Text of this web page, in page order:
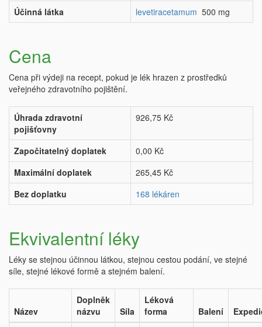
Účinná látka
levetiracetamum 500 mg
Cena
Cena při výdeji na recept, pokud je lék hrazen z prostředků
veřejného zdravotního pojištění.
Úhrada zdravotní
pojišťovny
926,75 Kč
Započitatelný doplatek
0,00 Kč
Maximální doplatek
265,45 Kč
Bez doplatku
168 lékáren
Ekvivalentní léky
Léky se stejnou účinnou látkou, stejnou cestou podání, ve stejné
síle, stejné lékové formě a stejném balení.
Název
Doplněk
názvu
Síla
Léková
forma
Balení